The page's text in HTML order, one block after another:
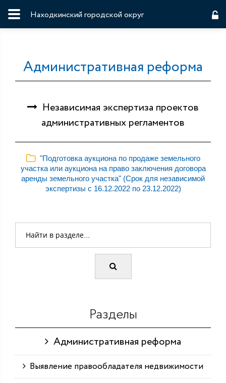
Находкинский городской округ
Административная реформа
Независимая экспертиза проектов
административных регламентов
"Подготовка аукциона по продаже земельного
участка или аукциона на право заключения договора
аренды земельного участка" (Срок для независимой
экспертизы с 16.12.2022 по 23.12.2022)
Разделы
Административная реформа
Выявление правообладателя недвижимости